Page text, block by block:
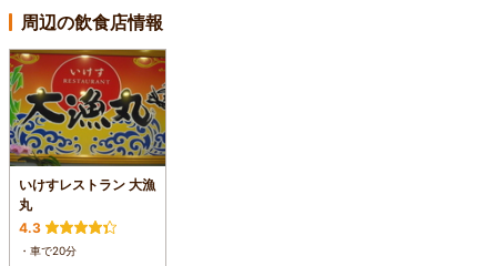
周辺の飲食店情報
いけすレストラン 大漁
丸
4.3
・車で20分